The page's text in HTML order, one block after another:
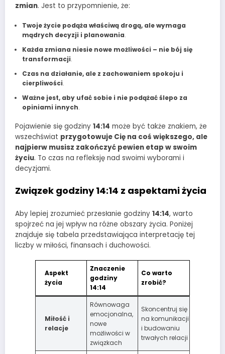
zmian. Jest to przypomnienie, że:
Twoje życie podąża właściwą drogą, ale wymaga
mądrych decyzji i planowania.
Każda zmiana niesie nowe możliwości – nie bój się
transformacji.
Czas na działanie, ale z zachowaniem spokoju i
cierpliwości.
Ważne jest, aby ufać sobie i nie podążać ślepo za
opiniami innych.
Pojawienie się godziny 14:14 może być także znakiem, że
wszechświat przygotowuje Cię na coś większego, ale
najpierw musisz zakończyć pewien etap w swoim
życiu. To czas na refleksję nad swoimi wyborami i
decyzjami.
Związek godziny 14:14 z aspektami życia
Aby lepiej zrozumieć przesłanie godziny 14:14, warto
spojrzeć na jej wpływ na różne obszary życia. Poniżej
znajduje się tabela przedstawiająca interpretację tej
liczby w miłości, finansach i duchowości.
Aspekt
życia
Znaczenie
godziny
14:14
Co warto
zrobić?
Miłość i
relacje
Równowaga
emocjonalna,
nowe
możliwości w
związkach
Skoncentruj się
na komunikacji
i budowaniu
trwałych relacji